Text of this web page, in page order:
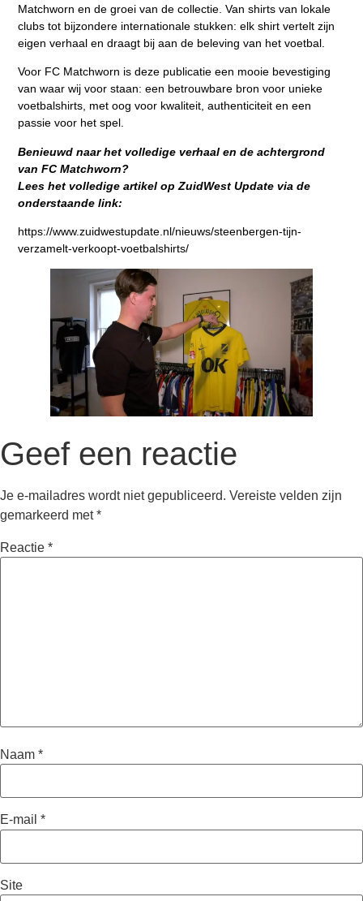
Matchworn en de groei van de collectie. Van shirts van lokale
clubs tot bijzondere internationale stukken: elk shirt vertelt zijn
eigen verhaal en draagt bij aan de beleving van het voetbal.
Voor FC Matchworn is deze publicatie een mooie bevestiging
van waar wij voor staan: een betrouwbare bron voor unieke
voetbalshirts, met oog voor kwaliteit, authenticiteit en een
passie voor het spel.
Benieuwd naar het volledige verhaal en de achtergrond
van FC Matchworn?
Lees het volledige artikel op ZuidWest Update via de
onderstaande link:
https://www.zuidwestupdate.nl/nieuws/steenbergen-tijn-
verzamelt-verkoopt-voetbalshirts/
Geef een reactie
Je e-mailadres wordt niet gepubliceerd. Vereiste velden zijn
gemarkeerd met*
Reactie *
Naam *
E-mail *
Site